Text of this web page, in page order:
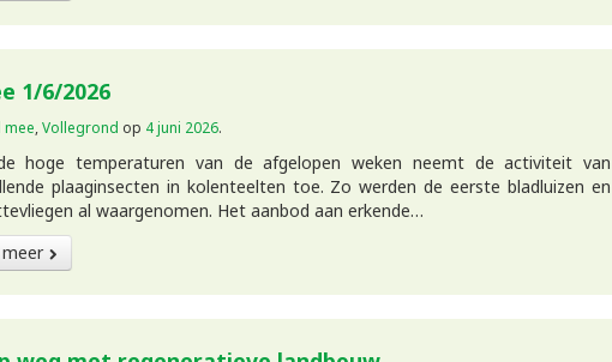
1/6/2026
mee Vollegrond op 4 juni 2026.
hoge temperaturen van de afgelopen weken neemt de activiteit van
plaaginsecten in kolenteelten toe. Zo werden de eerste bladluizen en
al waargenomen. Het aanbod aan erkende…